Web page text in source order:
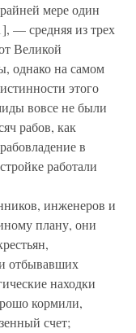
мере один
— средняя из трех
Великой
однако на самом
этого
вовсе не были
рабов, как
в
работали
инженеров и
плану, они
отбывавших
находки
кормили,
счет;